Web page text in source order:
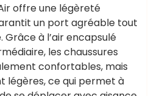
offre une légèreté
un port agréable tout
Grâce à l’air encapsulé
les chaussures
confortables, mais
légères, ce qui permet à